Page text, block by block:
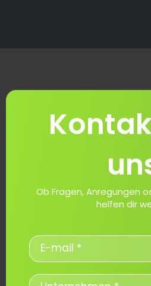
Ob Fragen, Anregungen
helfen dir